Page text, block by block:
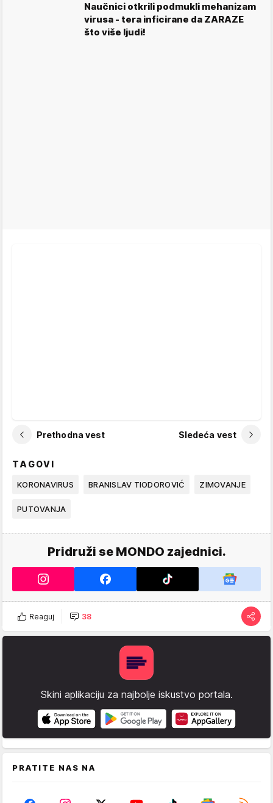
Naučnici otkrili podmukli mehanizam
virusa - tera inficirane da ZARAZE
što više ljudi!
Prethodna vest Sledeća vest
TAGOVI
KORONAVIRUS BRANISLAV TIODOROVIĆ ZIMOVANJE
PUTOVANJA
Pridruži se MONDO zajednici.
Reaguj 38
Skini aplikaciju za najbolje iskustvo portala.
PRATITE NAS NA